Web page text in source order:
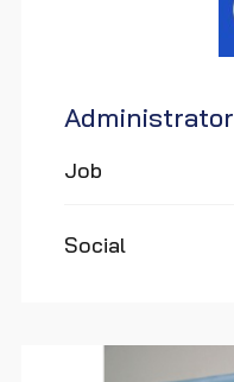
Administrator
Job
Social